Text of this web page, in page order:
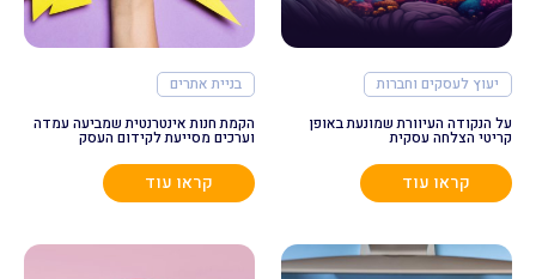
יעוץ לעסקים וחברות
על הנקודה העיוורת שמונעת באופן
קריטי הצלחה עסקית
קראו עוד
בניית אתרים
הקמת חנות אינטרנטית שמביעה עמדה
וערכים מסייעת לקידום העסק
קראו עוד